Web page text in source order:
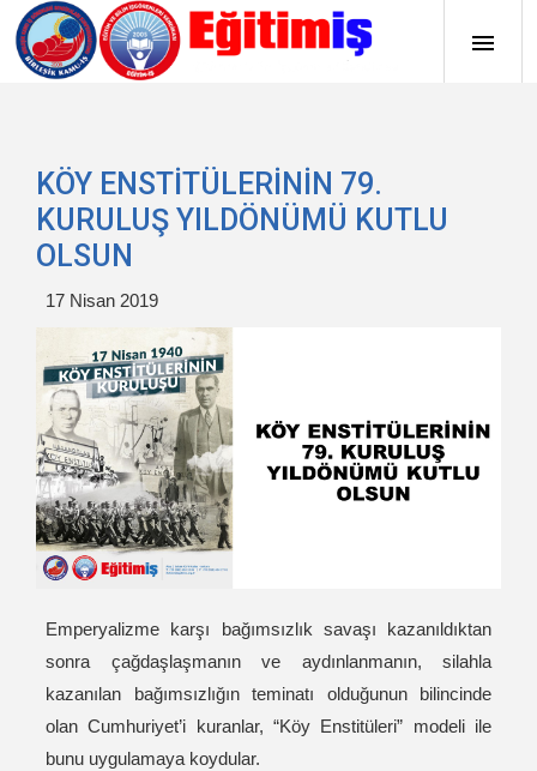
KÖY ENSTİTÜLERİNİN 79.
KURULUŞ YILDÖNÜMÜ KUTLU
OLSUN
17 Nisan 2019
Emperyalizme karşı bağımsızlık savaşı kazanıldıktan
sonra çağdaşlaşmanın ve aydınlanmanın, silahla
kazanılan bağımsızlığın teminatı olduğunun bilincinde
olan Cumhuriyet’i kuranlar, “Köy Enstitüleri” modeli ile
bunu uygulamaya koydular.